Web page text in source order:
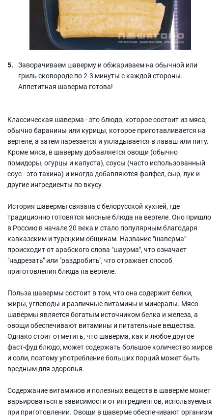
Заворачиваем шаверму и обжариваем на обычной или
гриль сковороде по 2-3 минуты с каждой стороны.
Аппетитная шаверма готова!
Классическая шаверма - это блюдо, которое состоит из мяса,
обычно баранины или курицы, которое приготавливается на
вертеле, а затем нарезается и укладывается в лаваш или питу.
Кроме мяса, в шаверму добавляется овощи (обычно
помидоры, огурцы и капуста), соусы (часто использованный
соус - это тахина) и иногда добавляются фалфел, сыр, лук и
другие ингредиенты по вкусу.
История шавермы связана с белорусской кухней, где
традиционно готовятся мясные блюда на вертеле. Оно пришло
в Россию в начале 20 века и стало популярным благодаря
кавказским и турецким общинам. Название "шаверма"
происходит от арабского слова "шаурма", что означает
"надрезать" или "раздробить", что отражает способ
приготовления блюда на вертеле.
Польза шавермы состоит в том, что она содержит белки,
жиры, углеводы и различные витамины и минералы. Мясо
шавермы является богатым источником белка и железа, а
овощи обеспечивают витамины и питательные вещества.
Однако стоит отметить, что шаверма, как и любое другое
фаст-фуд блюдо, может содержать большое количество жиров
и соли, поэтому употребление больших порций может быть
вредным для здоровья.
Содержание витаминов и полезных веществ в шаверме может
варьироваться в зависимости от ингредиентов, используемых
при приготовлении. Овощи в шаверме обеспечивают организм